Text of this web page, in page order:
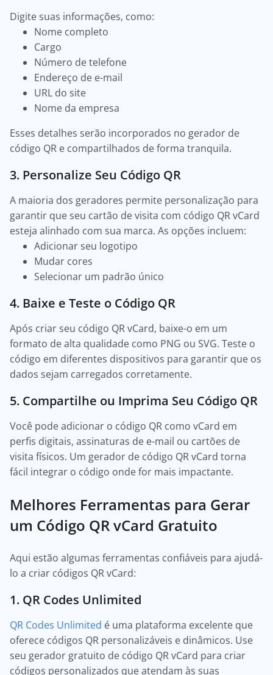
Digite suas informações, como:
Nome completo
Cargo
Número de telefone
Endereço de e-mail
URL do site
Nome da empresa
Esses detalhes serão incorporados no gerador de
código QR e compartilhados de forma tranquila.
3. Personalize Seu Código QR
A maioria dos geradores permite personalização para
garantir que seu cartão de visita com código QR vCard
esteja alinhado com sua marca. As opções incluem:
Adicionar seu logotipo
Mudar cores
Selecionar um padrão único
4. Baixe e Teste o Código QR
Após criar seu código QR vCard, baixe-o em um
formato de alta qualidade como PNG ou SVG. Teste o
código em diferentes dispositivos para garantir que os
dados sejam carregados corretamente.
5. Compartilhe ou Imprima Seu Código QR
Você pode adicionar o código QR como vCard em
perfis digitais, assinaturas de e-mail ou cartões de
visita físicos. Um gerador de código QR vCard torna
fácil integrar o código onde for mais impactante.
Melhores Ferramentas para Gerar
um Código QR vCard Gratuito
Aqui estão algumas ferramentas confiáveis para ajudá-
lo a criar códigos QR vCard:
1. QR Codes Unlimited
QR Codes Unlimited é uma plataforma excelente que
oferece códigos QR personalizáveis e dinâmicos. Use
seu gerador gratuito de código QR vCard para criar
códigos personalizados que atendam às suas